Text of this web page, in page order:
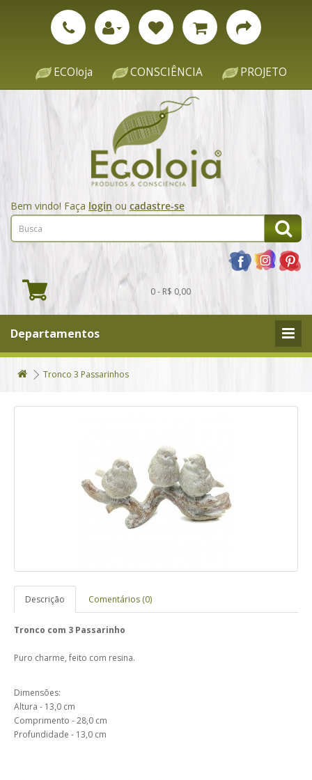
ECOloja CONSCIÊNCIA PROJETO
Bem vindo! Faça login ou cadastre-se
0 - R$ 0,00
Departamentos
Tronco 3 Passarinhos
Descrição Comentários (0)
Tronco com 3 Passarinho
Puro charme, feito com resina.
Dimensões:
Altura - 13,0 cm
Comprimento - 28,0 cm
Profundidade - 13,0 cm